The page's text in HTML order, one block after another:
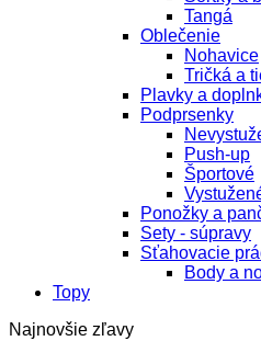
Tangá
Oblečenie
Nohavice
Tričká a
Plavky a
Podprsenky
Push-up
Športové
Ponožky a
Sety - súpravy
Sťahovacie
Body a
Topy
Najnovšie zľavy